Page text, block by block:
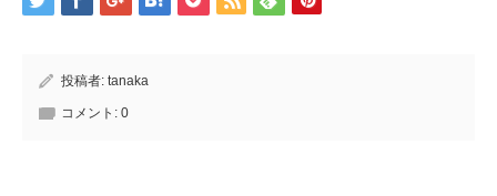
投稿者: tanaka
コメント: 0